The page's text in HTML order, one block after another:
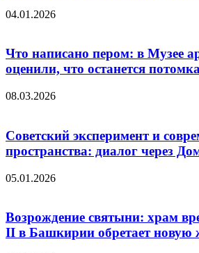
04.01.2026
Что написано пером: в Музее
оценили, что останется
08.03.2026
Советский эксперимент и
пространства: диалог через
05.01.2026
Возрождение святыни: храм
II в Башкирии обретает новую